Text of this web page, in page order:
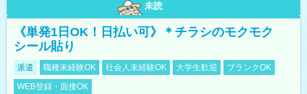
未読
《単発1日OK！日払い可》＊チラシのモクモク
シール貼り
派遣 職種未経験OK 社会人未経験OK 大学生歓迎
ブランクOK
WEB登録・面接OK